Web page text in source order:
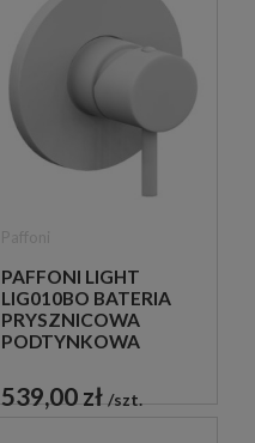
PAFFONI LIGHT
LIG010BO BATERIA
PRYSZNICOWA
PODTYNKOWA
BIAŁA
539,00 zł szt.